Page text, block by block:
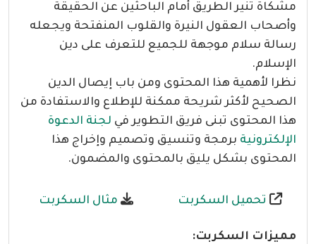
مشكاة تنير الطريق أمام الباحثين عن الحقيقة
وأصحاب العقول النيرة والقلوب المنفتحة ويجعله
رسالة سلام موجهة للجميع للتعرف على دين
الإسلام.
نظرا لأهمية هذا المحتوى ومن باب إيصال الدين
الصحيح لأكثر شريحة ممكنة للإطلاع والاستفادة من
هذا المحتوى تبنى فريق التطوير في لجنة الدعوة
الإلكترونية برمجة وتنسيق وتصميم وإخراج هذا
المحتوى بشكل يليق بالمحتوى والمضمون.
تحميل السكربت مثال السكربت
مميزات السكربت: